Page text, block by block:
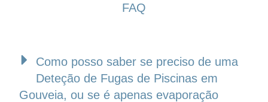
FAQ
Como posso saber se preciso de uma
Deteção de Fugas de Piscinas em
Gouveia, ou se é apenas evaporação